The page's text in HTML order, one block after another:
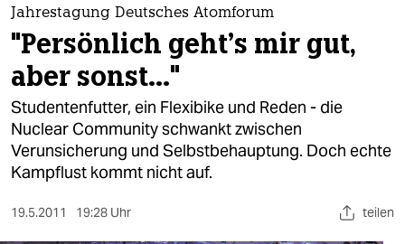
themen
politik
öko
gesellschaft
kultur
sport
Jahrestagung Deutsches Atomforum
"Persönlich geht's mir gut,
aber sonst..."
Studentenfutter, ein Flexibike und Reden - die
Nuclear Community schwankt zwischen
Verunsicherung und Selbstbehauptung. Doch echte
Kampflust kommt nicht auf.
19.5.2011 19:28 Uhr teilen